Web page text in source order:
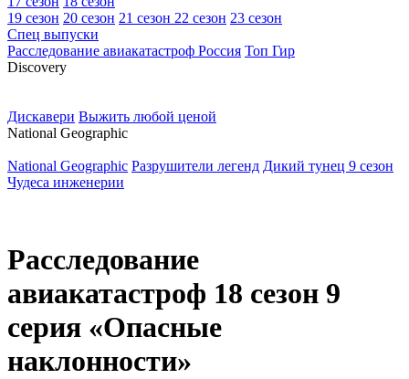
19 сезон 20 сезон 21 сезон 22 сезон 23 сезон
Спец выпуски
Расследование авиакатастроф Россия Топ Гир
Discovery
Дискавери Выжить любой ценой
National Geographic
National Geographic Разрушители легенд Дикий тунец 9 сезон
Чудеса инженерии
Расследование
авиакатастроф 18 сезон 9
серия «Опасные
наклонности»